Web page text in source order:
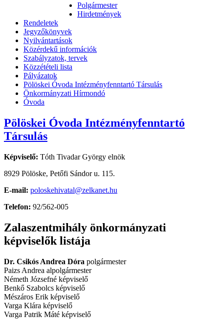
Polgármester
Hirdetmények
Rendeletek
Jegyzőkönyvek
Nyilvántartások
Közérdekű információk
Szabályzatok, tervek
Közzétételi lista
Pályázatok
Pölöskei Óvoda Intézményfenntartó Társulás
Önkormányzati Hírmondó
Óvoda
Pölöskei Óvoda Intézményfenntartó
Társulás
Képviselő: Tóth Tivadar György elnök
8929 Pölöske, Petőfi Sándor u. 115.
E-mail: poloskehivatal@zelkanet.hu
Telefon: 92/562-005
Zalaszentmihály önkormányzati
képviselők listája
Dr. Csikós Andrea Dóra polgármester
Paizs Andrea alpolgármester
Németh Józsefné képviselő
Benkő Szabolcs képviselő
Mészáros Erik képviselő
Varga Klára képviselő
Varga Patrik Máté képviselő